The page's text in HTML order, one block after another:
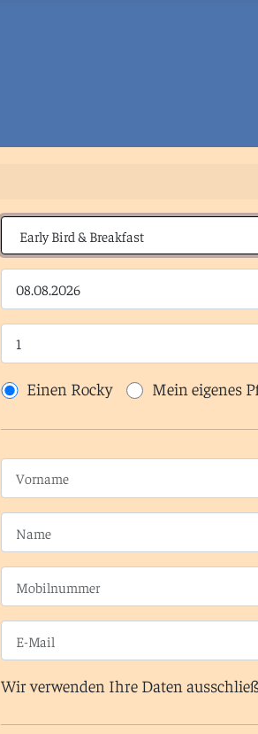
Einen Rocky Mein eigenes
Wir verwenden Ihre Daten